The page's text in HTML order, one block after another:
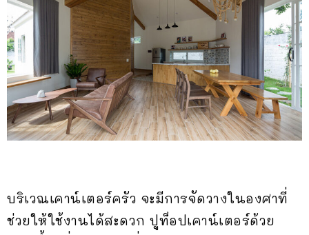
บริเวณเคาน์เตอร์ครัว จะมีการจัดวางในองศาที่
ช่วยให้ใช้งานได้สะดวก ปูท็อปเคาน์เตอร์ด้วย